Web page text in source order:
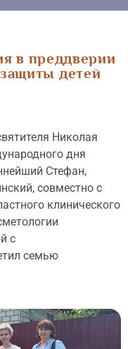
в преддверии
детей
Николая
дня
Стефан,
совместно с
клинического
с
семью